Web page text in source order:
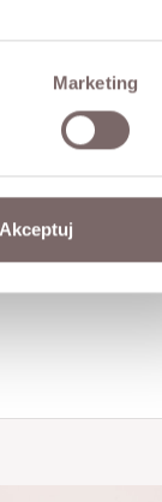
Marketing
Akceptuj